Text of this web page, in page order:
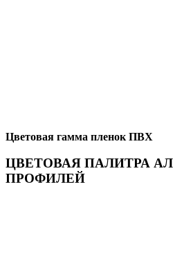
Цветовая гамма пленок ПВХ
ЦВЕТОВАЯ ПАЛИТРА
ПРОФИЛЕЙ